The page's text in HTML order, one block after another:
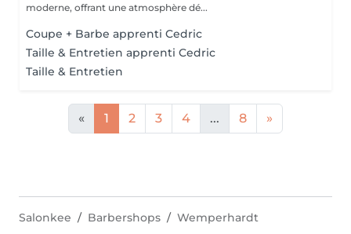
moderne, offrant une atmosphère dé...
Coupe + Barbe apprenti Cedric
Taille & Entretien apprenti Cedric
Taille & Entretien
« 1 2 3 4 ... 8 »
Salonkee Barbershops Wemperhardt